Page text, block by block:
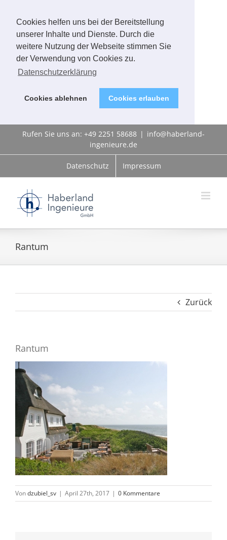
Cookies helfen uns bei der Bereitstellung
unserer Inhalte und Dienste. Durch die
weitere Nutzung der Webseite stimmen Sie
der Verwendung von Cookies zu.
Datenschutzerklärung
Cookies ablehnen Cookies erlauben
springen
Rufen Sie uns an: +49 2251 58688 | info@haberland-
ingenieure.de
Datenschutz Impressum
Rantum
Zurück
Rantum
Vondzubiel_sv | April 27th, 2017 | 0 Kommentare